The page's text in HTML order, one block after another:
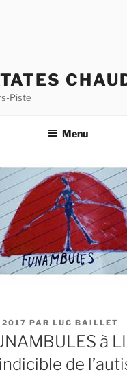
Piste
Menu
2017 PAR LUC BAILLET
à
de